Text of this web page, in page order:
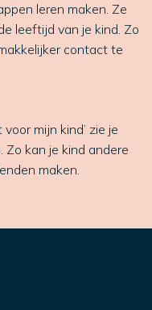
leren maken. Ze
leeftijd van je kind. Zo
contact te
mijn kind’ zie je
kan je kind andere
maken.